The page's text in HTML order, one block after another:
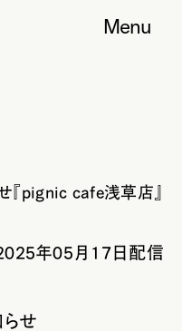
Menu
『pignic cafe浅草店』
年05月17日配信
らせ